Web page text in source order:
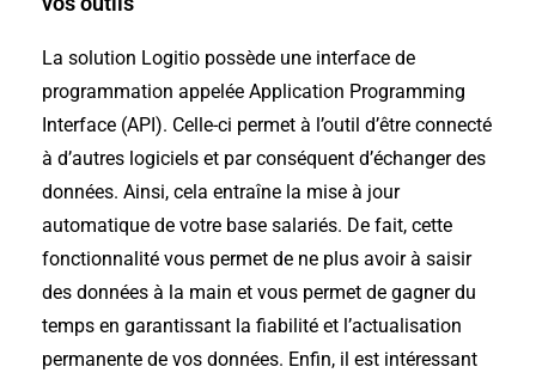
La solution Logitio possède une interface de
programmation appelée Application Programming
Interface (API). Celle-ci permet à l’outil d’être connecté
à d’autres logiciels et par conséquent d’échanger des
données. Ainsi, cela entraîne la mise à jour
automatique de votre base salariés. De fait, cette
fonctionnalité vous permet de ne plus avoir à saisir
des données à la main et vous permet de gagner du
temps en garantissant la fiabilité et l’actualisation
permanente de vos données. Enfin, il est intéressant